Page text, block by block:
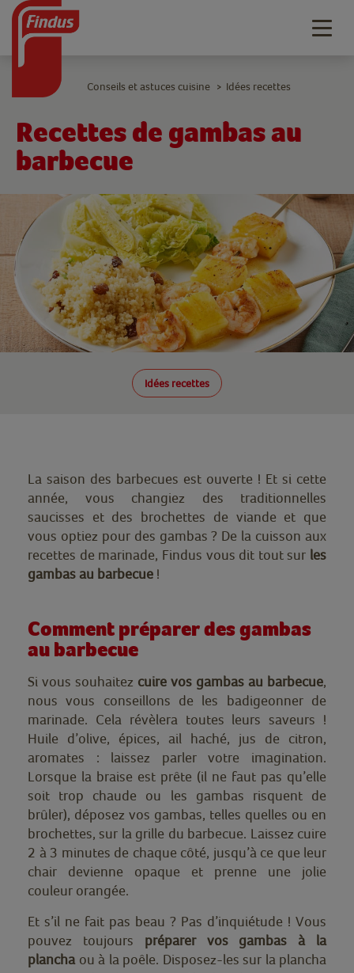
Recettes de gambas au
barbecue
Idées recettes
Conseils et astuces cuisine > Idées recettes
La saison des barbecues est ouverte ! Et si cette
année, vous changiez des traditionnelles
saucisses et des brochettes de viande et que
vous optiez pour des gambas ? De la cuisson aux
recettes de marinade, Findus vous dit tout sur les
gambas au barbecue !
Comment préparer des gambas
au barbecue
Si vous souhaitez cuire vos gambas au barbecue,
nous vous conseillons de les badigeonner de
marinade. Cela révèlera toutes leurs saveurs !
Huile d’olive, épices, ail haché, jus de citron,
aromates : laissez parler votre imagination.
Lorsque la braise est prête (il ne faut pas qu’elle
soit trop chaude ou les gambas risquent de
brûler), déposez vos gambas, telles quelles ou en
brochettes, sur la grille du barbecue. Laissez cuire
2 à 3 minutes de chaque côté, jusqu’à ce que leur
chair devienne opaque et prenne une jolie
couleur orangée.
Et s’il ne fait pas beau ? Pas d’inquiétude ! Vous
pouvez toujours préparer vos gambas à la
plancha ou à la poêle. Disposez-les sur la plancha